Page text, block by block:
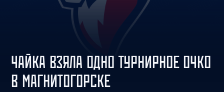
ЧАЙКА ВЗЯЛА ОДНО ТУРНИРНОЕ ОЧКО
В МАГНИТОГОРСКЕ